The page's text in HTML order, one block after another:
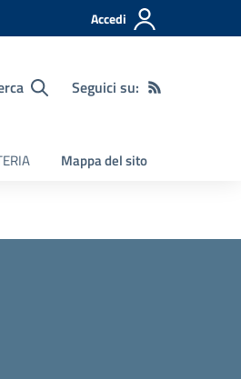
Accedi
Seguici su:
Mappa del sito